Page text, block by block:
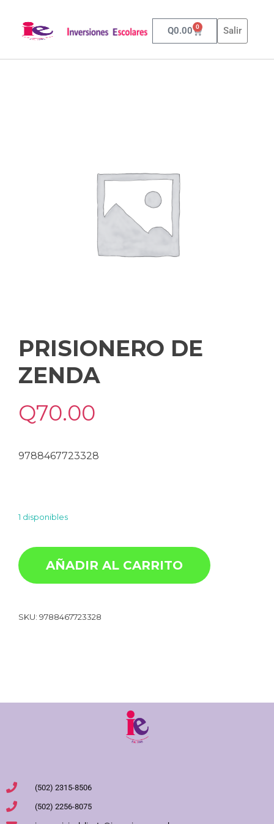
Q0.00 0 Salir
PRISIONERO DE
ZENDA
Q70.00
9788467723328
1 disponibles
AÑADIR AL CARRITO
SKU: 9788467723328
(502) 2315-8506
(502) 2256-8075